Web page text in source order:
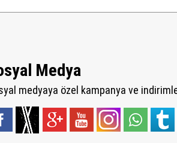
Medya
medyaya özel kampanya ve